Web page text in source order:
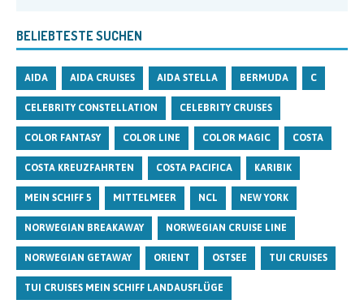
BELIEBTESTE SUCHEN
AIDA AIDA CRUISES AIDA STELLA BERMUDA C
CELEBRITY CONSTELLATION CELEBRITY CRUISES
COLOR FANTASY COLOR LINE COLOR MAGIC COSTA
COSTA KREUZFAHRTEN COSTA PACIFICA KARIBIK
MEIN SCHIFF 5 MITTELMEER NCL NEW YORK
NORWEGIAN BREAKAWAY NORWEGIAN CRUISE LINE
NORWEGIAN GETAWAY ORIENT OSTSEE TUI CRUISES
TUI CRUISES MEIN SCHIFF LANDAUSFLÜGE